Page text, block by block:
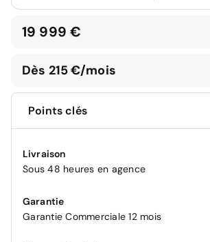
19 999 €
Dès 215 €/mois
Points clés
Livraison
Sous 48 heures en agence
Garantie
Garantie Commerciale 12 mois